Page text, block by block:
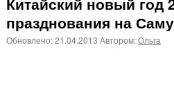
празднования на
Обновлено:21.04.2013 Автором:Ольга